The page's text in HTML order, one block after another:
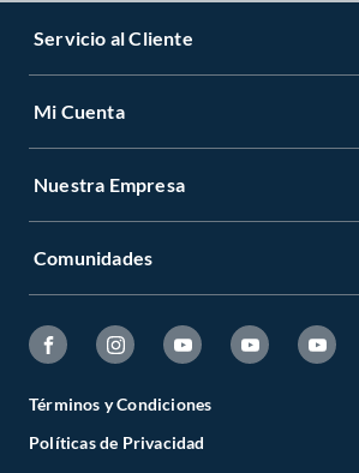
Servicio al Cliente
Mi Cuenta
Nuestra Empresa
Comunidades
Términos y Condiciones
Políticas de Privacidad